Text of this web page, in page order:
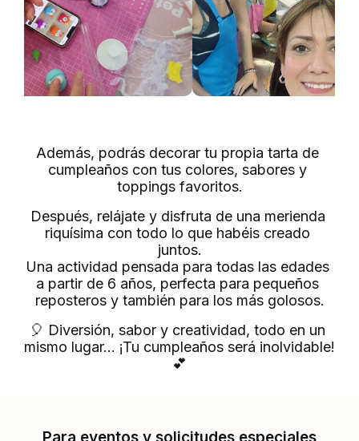
Además, podrás decorar tu propia tarta de
cumpleaños con tus colores, sabores y
toppings favoritos.
Después, relájate y disfruta de una merienda
riquísima con todo lo que habéis creado
juntos.
Una actividad pensada para todas las edades
a partir de 6 años, perfecta para pequeños
reposteros y también para los más golosos.
🎈 Diversión, sabor y creatividad, todo en un
mismo lugar… ¡Tu cumpleaños será inolvidable!
💕